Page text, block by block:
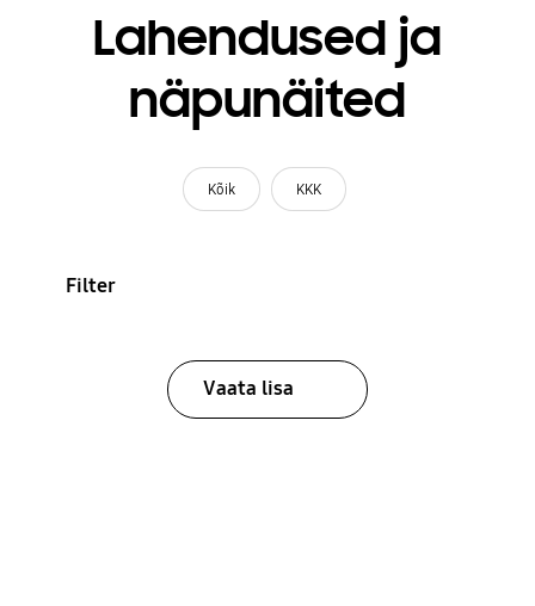
Lahendused ja
näpunäited
Kõik KKK
Filter
Vaata lisa